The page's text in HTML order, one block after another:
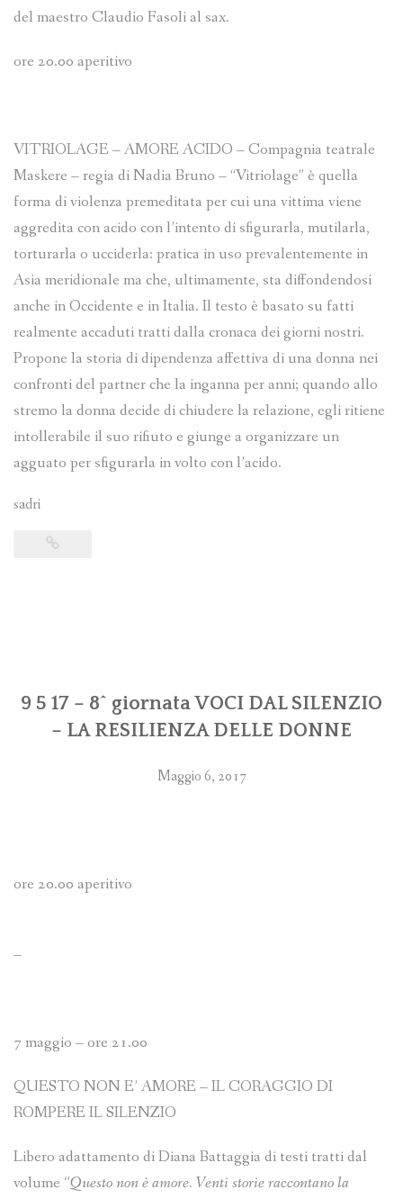
del maestro Claudio Fasoli al sax.
ore 20.00 aperitivo
VITRIOLAGE – AMORE ACIDO – Compagnia teatrale
Maskere – regia di Nadia Bruno – “Vitriolage” è quella
forma di violenza premeditata per cui una vittima viene
aggredita con acido con l’intento di sfigurarla, mutilarla,
torturarla o ucciderla: pratica in uso prevalentemente in
Asia meridionale ma che, ultimamente, sta diffondendosi
anche in Occidente e in Italia. Il testo è basato su fatti
realmente accaduti tratti dalla cronaca dei giorni nostri.
Propone la storia di dipendenza affettiva di una donna nei
confronti del partner che la inganna per anni; quando allo
stremo la donna decide di chiudere la relazione, egli ritiene
intollerabile il suo rifiuto e giunge a organizzare un
agguato per sfigurarla in volto con l’acido.
sadri
9 5 17 – 8^ giornata VOCI DAL SILENZIO
– LA RESILIENZA DELLE DONNE
Maggio 6, 2017
ore 20.00 aperitivo
–
7 maggio – ore 21.00
QUESTO NON E’ AMORE – IL CORAGGIO DI
ROMPERE IL SILENZIO
Libero adattamento di Diana Battaggia di testi tratti dal
volume “Questo non è amore. Venti storie raccontano la